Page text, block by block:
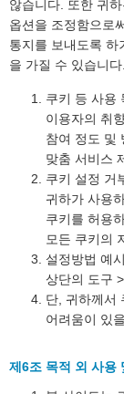
않습니다. 또한 귀
옵션을 조정함으로
통지를 보내도록 하
을 가질 수 있습니다.
쿠키 등 사용
이용자의 취
참여 정도 및
맞춤 서비스
쿠키 설정 거
귀하가 사용
쿠키를 허용
모든 쿠키의
설정방법 예
상단의 도구
단, 귀하께서
어려움이 있
제6조 목적 외 사용